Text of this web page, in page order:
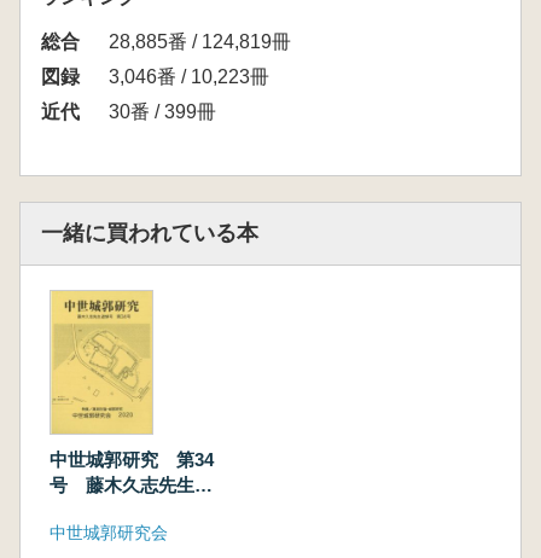
総合
28,885番 / 124,819冊
図録
3,046番 / 10,223冊
近代
30番 / 399冊
一緒に買われている本
中世城郭研究 第34
号 藤木久志先生追
中世城郭研究会